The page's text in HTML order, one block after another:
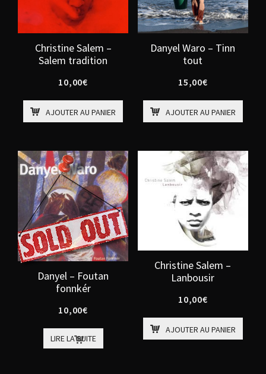
Christine Salem –
Salem tradition
10,00€
AJOUTER AU PANIER
Danyel Waro – Tinn
tout
15,00€
AJOUTER AU PANIER
Danyel – Foutan
fonnkér
10,00€
LIRE LA SUITE
Christine Salem –
Lanbousir
10,00€
AJOUTER AU PANIER